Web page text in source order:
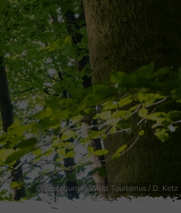
© Teutoburger Wald Tourismus / D. Ketz